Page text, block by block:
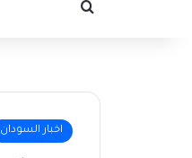
بحث عن
اخبار السودان